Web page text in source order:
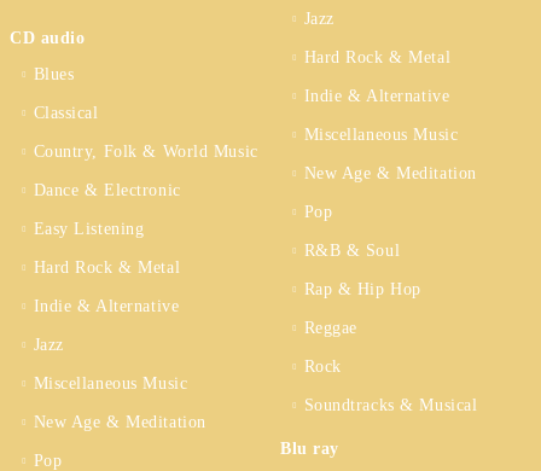
CD audio
Blues
Classical
Country, Folk & World Music
Dance & Electronic
Easy Listening
Hard Rock & Metal
Indie & Alternative
Jazz
Miscellaneous Music
New Age & Meditation
Pop
Jazz
Hard Rock & Metal
Indie & Alternative
Miscellaneous Music
New Age & Meditation
Pop
R&B & Soul
Rap & Hip Hop
Reggae
Rock
Soundtracks & Musical
Blu ray